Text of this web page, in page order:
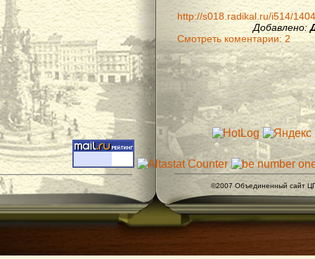
http://s018.radikal.ru/i514/
Добавлено:
Смотреть коментарии: 2
©2007 Объединенный сайт